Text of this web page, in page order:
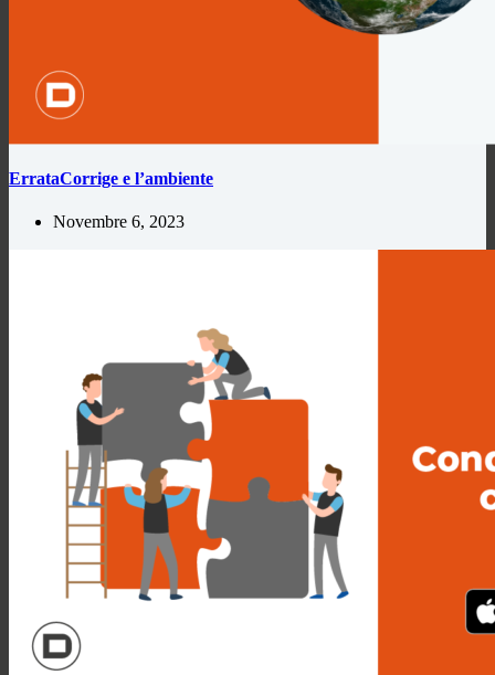
ErrataCorrige e l’ambiente
Novembre 6, 2023